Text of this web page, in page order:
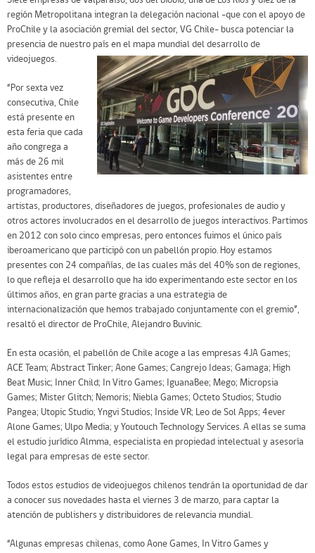
región Metropolitana integran la delegación nacional -que con el apoyo de
ProChile y la asociación gremial del sector, VG Chile- busca potenciar la
presencia de nuestro país en el mapa mundial del desarrollo de
videojuegos.
“Por sexta vez
consecutiva, Chile
está presente en
esta feria que cada
año congrega a
más de 26 mil
asistentes entre
programadores,
artistas, productores, diseñadores de juegos, profesionales de audio y
otros actores involucrados en el desarrollo de juegos interactivos. Partimos
en 2012 con solo cinco empresas, pero entonces fuimos el único país
iberoamericano que participó con un pabellón propio. Hoy estamos
presentes con 24 compañías, de las cuales más del 40% son de regiones,
lo que refleja el desarrollo que ha ido experimentando este sector en los
últimos años, en gran parte gracias a una estrategia de
internacionalización que hemos trabajado conjuntamente con el gremio”,
resaltó el director de ProChile, Alejandro Buvinic.
En esta ocasión, el pabellón de Chile acoge a las empresas 4JA Games;
ACE Team; Abstract Tinker; Aone Games; Cangrejo Ideas; Gamaga; High
Beat Music; Inner Child; In Vitro Games; IguanaBee; Mego; Micropsia
Games; Mister Glitch; Nemoris; Niebla Games; Octeto Studios; Studio
Pangea; Utopic Studio; Yngvi Studios; Inside VR; Leo de Sol Apps; 4ever
Alone Games; Ulpo Media; y Youtouch Technology Services. A ellas se suma
el estudio jurídico Almma, especialista en propiedad intelectual y asesoría
legal para empresas de este sector.
Todos estos estudios de videojuegos chilenos tendrán la oportunidad de dar
a conocer sus novedades hasta el viernes 3 de marzo, para captar la
atención de publishers y distribuidores de relevancia mundial.
“Algunas empresas chilenas, como Aone Games, In Vitro Games y